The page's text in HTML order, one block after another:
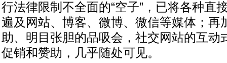
行法律限制不全面的“空子”，已将各种直
遍及网站、博客、微博、微信等媒体；再
助、明目张胆的品吸会，社交网站的互动
促销和赞助，几乎随处可见。